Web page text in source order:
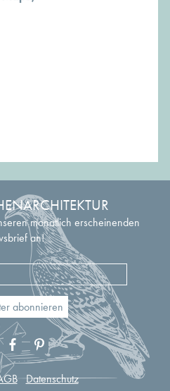
monatlich erscheinenden
an!
Datenschutz